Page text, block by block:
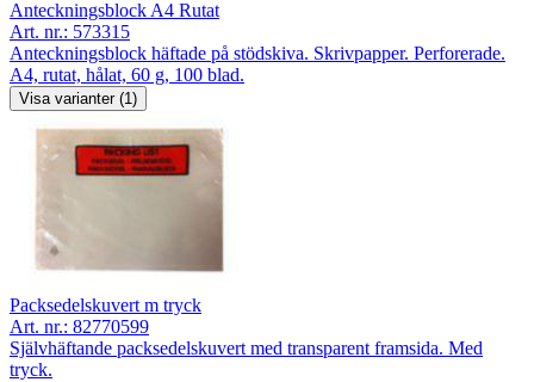
Anteckningsblock A4 Rutat
Art. nr.: 573315
Anteckningsblock häftade på stödskiva. Skrivpapper. Perforerade.
A4, rutat, hålat, 60 g, 100 blad.
Visa varianter (1)
Packsedelskuvert m tryck
Art. nr.: 82770599
Självhäftande packsedelskuvert med transparent framsida. Med
tryck.